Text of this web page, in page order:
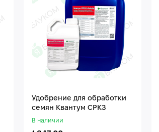
Удобрение для обработки
семян Квантум СРКЗ
В наличии